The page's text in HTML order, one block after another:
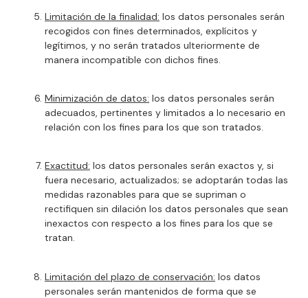
Limitación de la finalidad: los datos personales serán
recogidos con fines determinados, explícitos y
legítimos, y no serán tratados ulteriormente de
manera incompatible con dichos fines.
Minimización de datos: los datos personales serán
adecuados, pertinentes y limitados a lo necesario en
relación con los fines para los que son tratados.
Exactitud: los datos personales serán exactos y, si
fuera necesario, actualizados; se adoptarán todas las
medidas razonables para que se supriman o
rectifiquen sin dilación los datos personales que sean
inexactos con respecto a los fines para los que se
tratan.
Limitación del plazo de conservación: los datos
personales serán mantenidos de forma que se